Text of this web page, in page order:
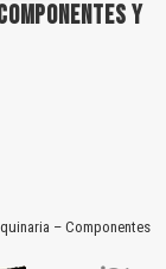
Y
– Componentes